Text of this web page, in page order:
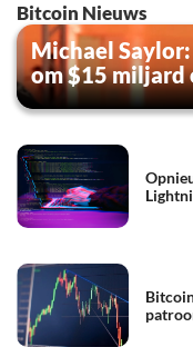
Bitcoin Nieuws
Michael
om $15 miljard